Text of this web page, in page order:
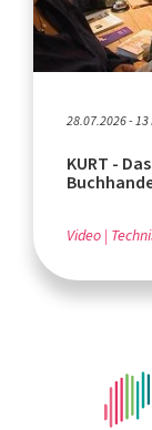
28.07.2026 - 13
KURT -
Video